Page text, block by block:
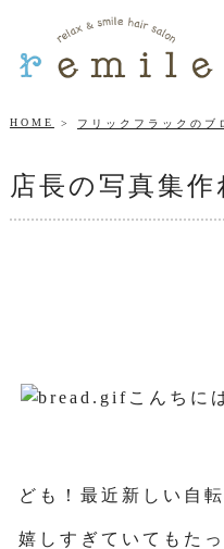
HOME フリックフラックのブ
店長の写真集作
こんちに
ども！最近新しい自
嬉しすぎていてもた